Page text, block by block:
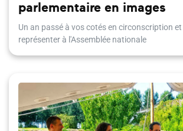
parlementaire en images
Un an passé à vos cotés en circonscription
représenter à l'Assemblée nationale